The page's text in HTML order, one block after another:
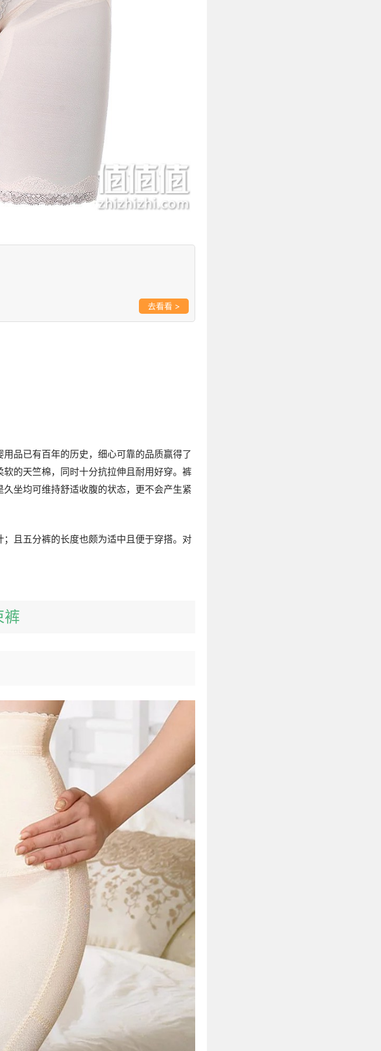
>
品已有百年的历史，细心可靠的品质赢得了
的天竺棉，同时十分抗拉伸且耐用好穿。裤
坐均可维持舒适收腹的状态，更不会产生紧
且五分裤的长度也颇为适中且便于穿搭。对
裤